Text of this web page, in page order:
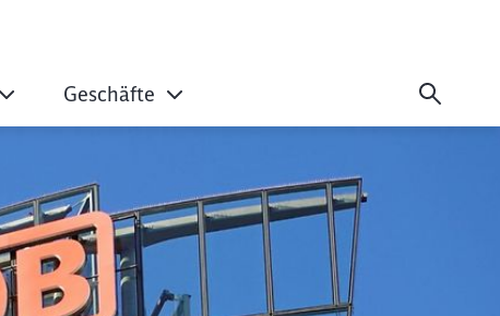
zweitgrößtem
Geschäfte